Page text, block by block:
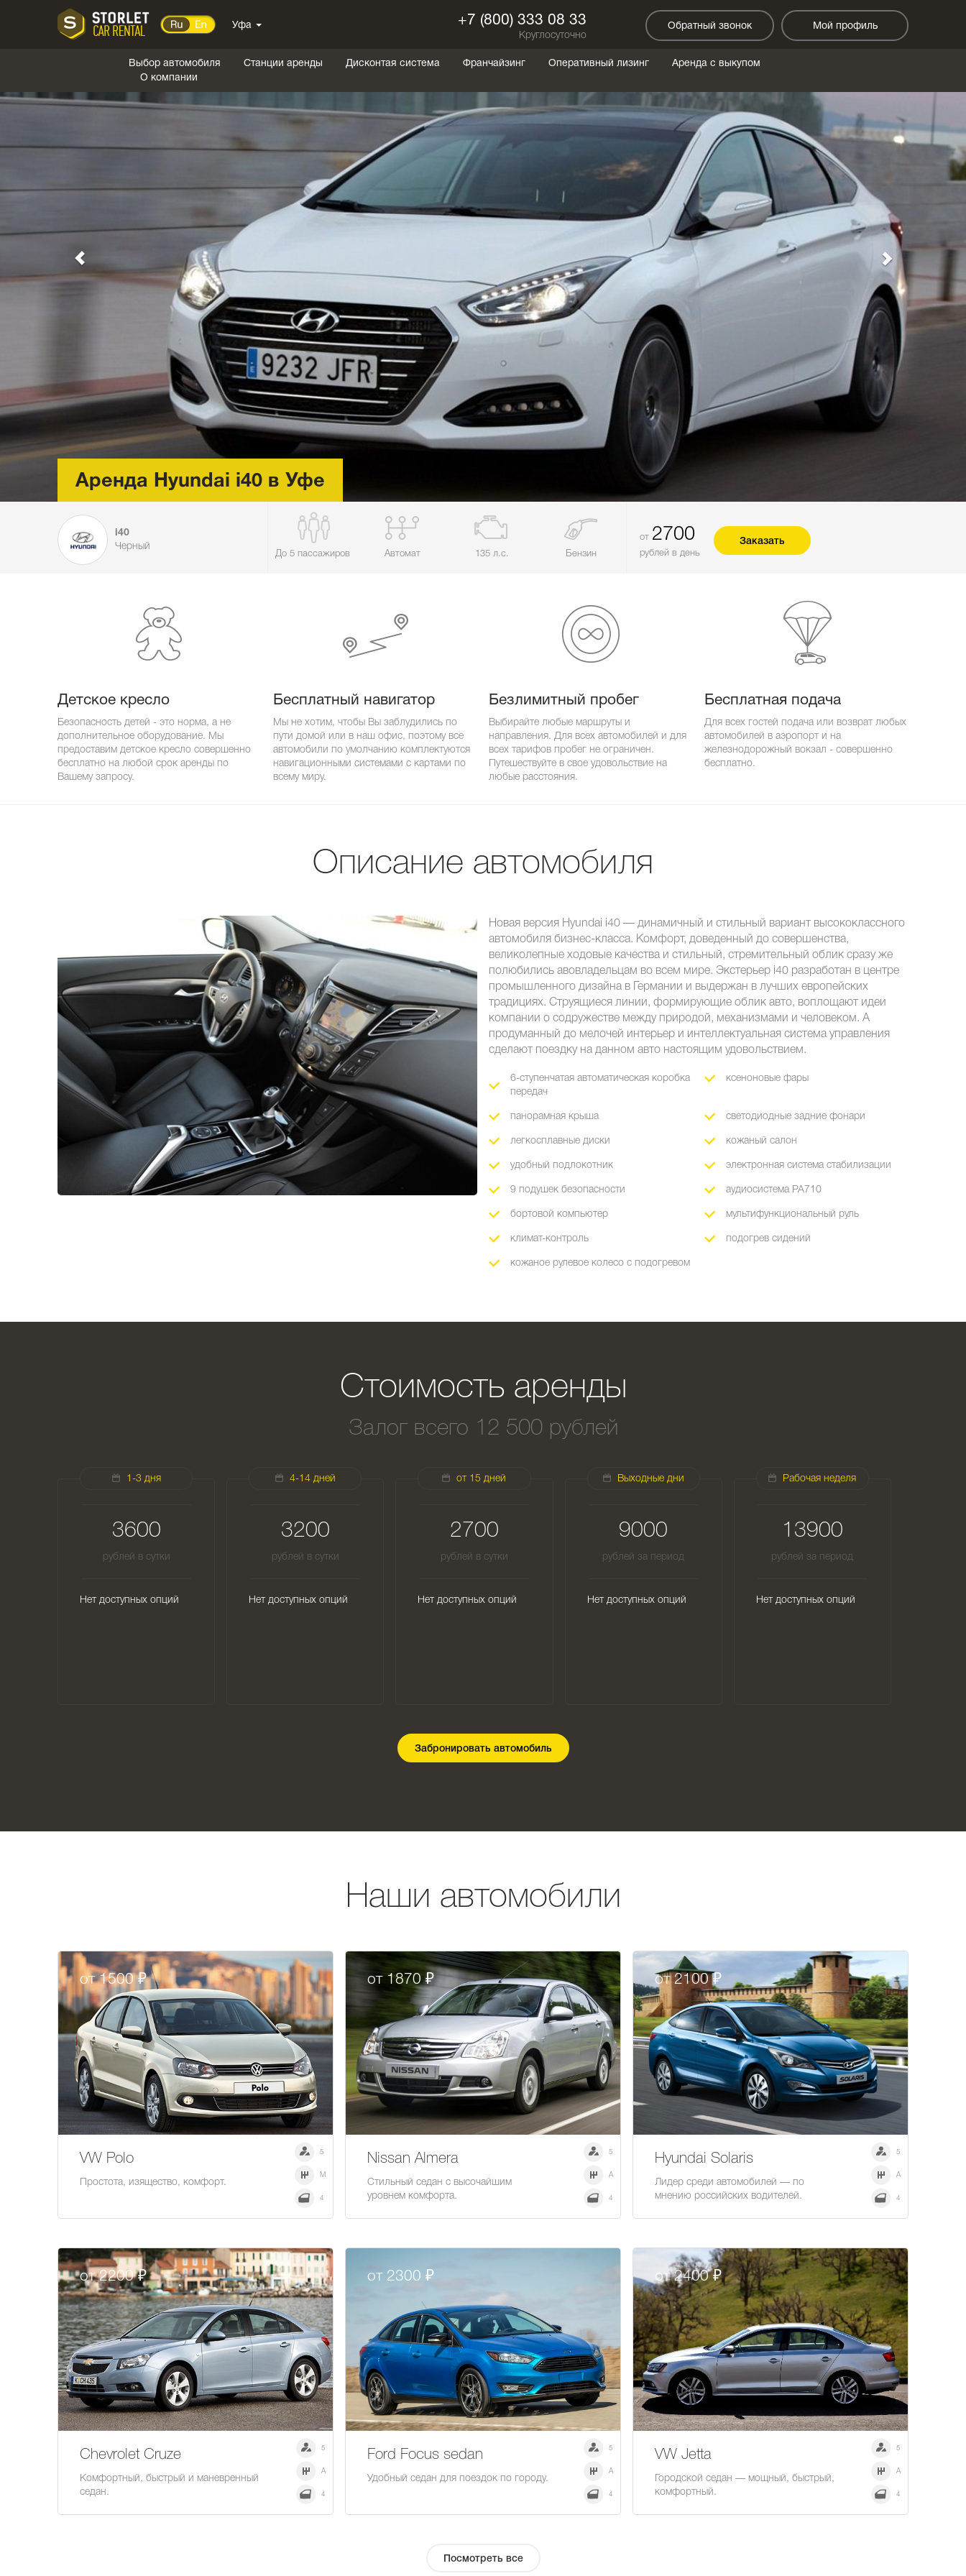
Уфа Мой профиль
Обратный звонок
+7 (800) 333 08 33
Круглосуточно
Выбор автомобиля Станции аренды Дисконтая система Франчайзинг Оперативный лизинг
Аренда с выкупом
О компании
Аренда Hyundai i40 в Уфе
i40
Черный
До 5 пассажиров Автомат 135 л.с. Бензин
от 2700
рублей в день
Заказать
Детское кресло
Безопасность детей - это норма, а не
дополнительное оборудование. Мы
предоставим детское кресло совершенно
бесплатно на любой срок аренды по
Вашему запросу.
Бесплатный навигатор
Мы не хотим, чтобы Вы заблудились по
пути домой или в наш офис, поэтому все
автомобили по умолчанию комплектуются
навигационными системами с картами по
всему миру.
Безлимитный пробег
Выбирайте любые маршруты и
направления. Для всех автомобилей и для
всех тарифов пробег не ограничен.
Путешествуйте в свое удовольствие на
любые расстояния.
Бесплатная подача
Для всех гостей подача или возврат любых
автомобилей в аэропорт и на
железнодорожный вокзал - совершенно
бесплатно.
Описание автомобиля
Новая версия Hyundai i40 — динамичный и стильный вариант высококлассного
автомобиля бизнес-класса. Комфорт, доведенный до совершенства,
великолепные ходовые качества и стильный, стремительный облик сразу же
полюбились авовладельцам во всем мире. Экстерьер i40 разработан в центре
промышленного дизайна в Германии и выдержан в лучших европейских
традициях. Струящиеся линии, формирующие облик авто, воплощают идеи
компании о содружестве между природой, механизмами и человеком. А
продуманный до мелочей интерьер и интеллектуальная система управления
сделают поездку на данном авто настоящим удовольствием.
6-ступенчатая автоматическая коробка
передач
ксеноновые фары
панорамная крыша светодиодные задние фонари
легкосплавные диски кожаный салон
удобный подлокотник электронная система стабилизации
9 подушек безопасности аудиосистема PA710
бортовой компьютер мультифункциональный руль
климат-контроль подогрев сидений
кожаное рулевое колесо с подогревом
Стоимость аренды
Залог всего 12 500 рублей
1-3 дня
3600
рублей в сутки
Нет доступных опций
4-14 дней
3200
рублей в сутки
Нет доступных опций
от 15 дней
2700
рублей в сутки
Нет доступных опций
Выходные дни
9000
рублей за период
Нет доступных опций
Рабочая неделя
13900
рублей за период
Нет доступных опций
Забронировать автомобиль
Наши автомобили
от 1500 ₽
VW Polo
Простота, изящество, комфорт.
5
M
4
от 1870 ₽
Nissan Almera
Стильный седан с высочайшим
уровнем комфорта.
5
A
4
от 2100 ₽
Hyundai Solaris
Лидер среди автомобилей — по
мнению российских водителей.
5
A
4
от 2200 ₽
Chevrolet Cruze
Комфортный, быстрый и маневренный
седан.
5
A
4
от 2300 ₽
Ford Focus sedan
Удобный седан для поездок по городу.
5
A
4
от 2400 ₽
VW Jetta
Городской седан — мощный, быстрый,
комфортный.
5
A
4
Посмотреть все